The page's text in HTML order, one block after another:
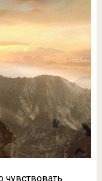
чувствовать.